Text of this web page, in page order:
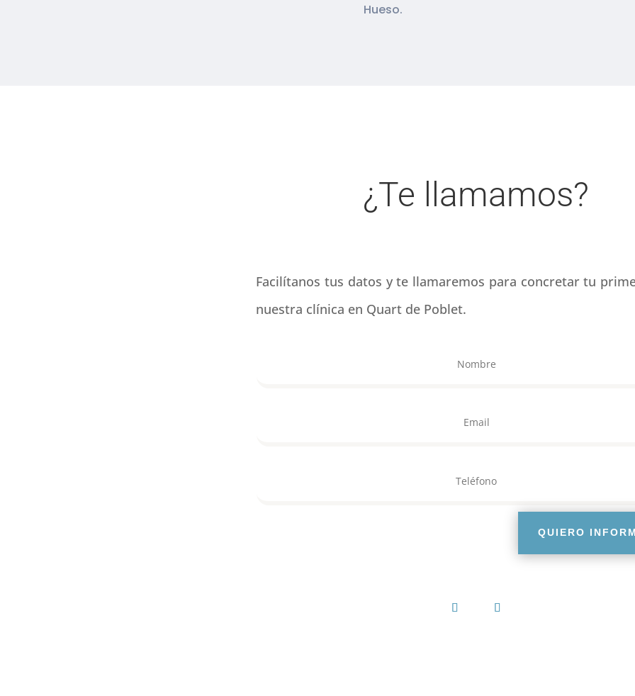
Hueso.
¿Te llamamos?
Facilítanos tus datos y te llamaremos para concretar tu
nuestra clínica en Quart de Poblet.
QUIERO